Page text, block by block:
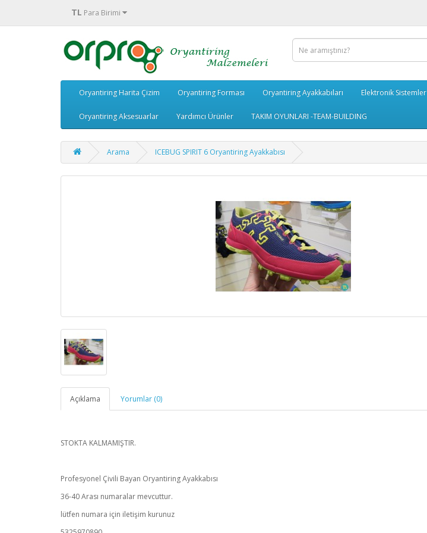
TL Para Birimi
Oryantiring Harita Çizim Oryantiring Forması Oryantiring Ayakkabıları Elektronik Sistemler
Oryantiring Aksesuarlar Yardımcı Ürünler TAKIM OYUNLARI -TEAM-BUILDING
Arama ICEBUG SPIRIT 6 Oryantiring Ayakkabısı
Açıklama Yorumlar (0)
STOKTA KALMAMIŞTIR.
Profesyonel Çivili Bayan Oryantiring Ayakkabısı
36-40 Arası numaralar mevcuttur.
lütfen numara için iletişim kurunuz